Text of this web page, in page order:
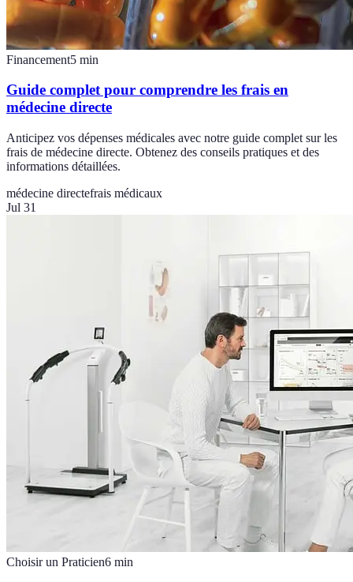
Financement5 min
Guide complet pour comprendre les frais en
médecine directe
Anticipez vos dépenses médicales avec notre guide complet sur les
frais de médecine directe. Obtenez des conseils pratiques et des
informations détaillées.
médecine directefrais médicaux
Jul 31
Choisir un Praticien6 min